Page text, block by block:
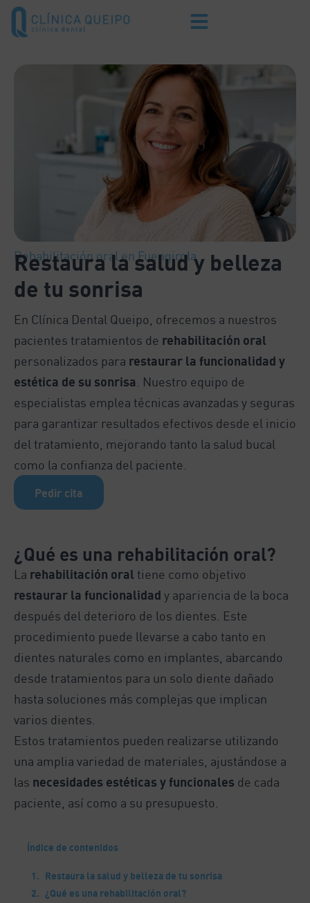
Rehabilitación oral en Fuengirola
Restaura la salud y belleza
de tu sonrisa
En Clínica Dental Queipo, ofrecemos a nuestros
pacientes tratamientos de rehabilitación oral
personalizados para restaurar la funcionalidad y
estética de su sonrisa . Nuestro equipo de
especialistas emplea técnicas avanzadas y seguras
para garantizar resultados efectivos desde el inicio
del tratamiento, mejorando tanto la salud bucal
como la confianza del paciente.
Pedir cita
¿Qué es una rehabilitación oral?
La rehabilitación oral tiene como objetivo
restaurar la funcionalidad y apariencia de la boca
después del deterioro de los dientes. Este
procedimiento puede llevarse a cabo tanto en
dientes naturales como en implantes, abarcando
desde tratamientos para un solo diente dañado
hasta soluciones más complejas que implican
varios dientes.
Estos tratamientos pueden realizarse utilizando
una amplia variedad de materiales, ajustándose a
las necesidades estéticas y funcionales de cada
paciente, así como a su presupuesto.
Índice de contenidos
Restaura la salud y belleza de tu sonrisa
¿Qué es una rehabilitación oral?